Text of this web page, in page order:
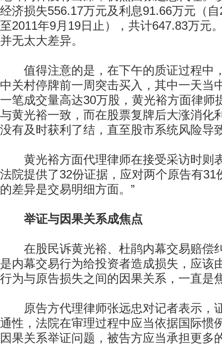
经济损失556.17万元及利息91.66万元（
至2011年9月19日止），共计647.83万元
并无太大差异。
值得注意的是，在下午的质证过程中
中关村停牌前一周突击买入，其中一天当
一笔成交量高达30万股，黄光裕方面律师
与黄光裕一致，而在股票复牌后大涨消化
没有及时获利了结，直至股市系统风险导
黄光裕方面代理律师在接受采访时则
法院提供了32份证据，应对两个原告有31
的差异是交易明细方面。”
举证与因果关系成焦点
在股民诉黄光裕、杜鹃内幕交易赔偿
是内幕交易行为给投资者造成损失，应该
行为与原告损失之间的因果关系，一直是
原告方代理律师张远忠对记者表示，
通性，法院在审理过程中应当依据国际惯
因果关系举证问题，被告方应当承担更多